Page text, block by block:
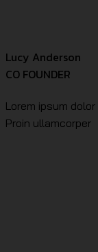
Lucy Anderson
CO FOUNDER
Lorem ipsum
Proin ullamcorper